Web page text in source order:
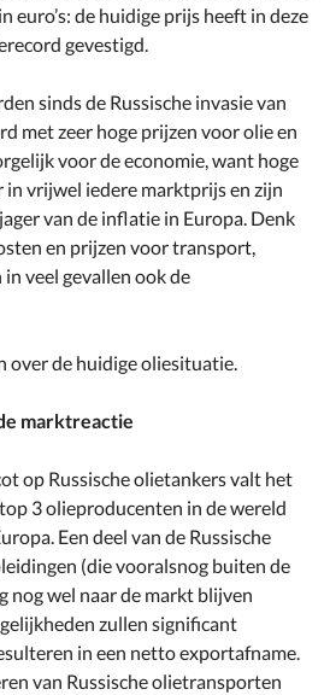
euro’s: de huidige prijs heeft in deze
gevestigd.
sinds de Russische invasie van
met zeer hoge prijzen voor olie en
voor de economie, want hoge
vrijwel iedere marktprijs en zijn
van de inflatie in Europa. Denk
en prijzen voor transport,
veel gevallen ook de
over de huidige oliesituatie.
marktreactie
op Russische olietankers valt het
3 olieproducenten in de wereld
Een deel van de Russische
(die vooralsnog buiten de
nog wel naar de markt blijven
zullen significant
in een netto exportafname.
van Russische olietransporten